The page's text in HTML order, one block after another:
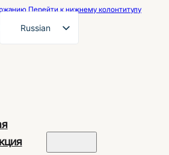
Перейти к нижнему колонтитулу
Russian
Portuguese